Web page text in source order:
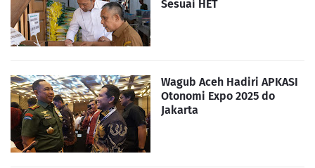
Sesuai HET
Wagub Aceh Hadiri APKASI
Otonomi Expo 2025 do
Jakarta